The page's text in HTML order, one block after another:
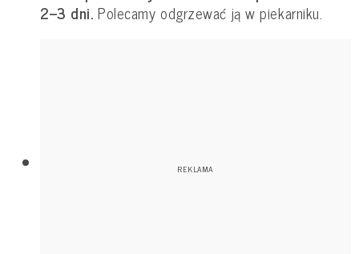
2–3 dni. Polecamy odgrzewać ją w piekarniku.